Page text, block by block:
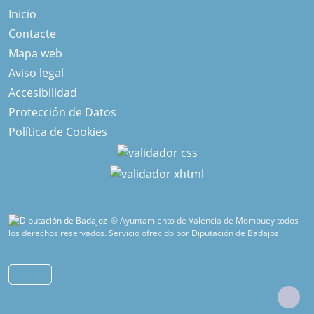
Inicio
Contacte
Mapa web
Aviso legal
Accesibilidad
Protección de Datos
Política de Cookies
© Ayuntamiento de Valencia de Mombuey todos
los derechos reservados.Servicio ofrecido por Diputación de Badajoz